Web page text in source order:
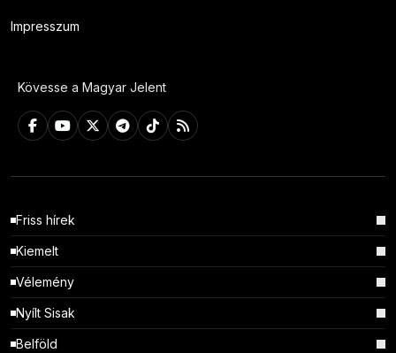
Impresszum
Kövesse a Magyar Jelent
Friss hírek
Kiemelt
Vélemény
Nyílt Sisak
Belföld